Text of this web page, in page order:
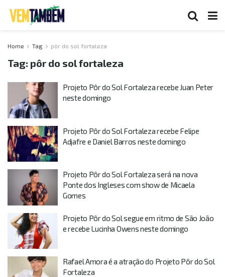
Home Tag pôr do sol fortaleza
Tag: pôr do sol fortaleza
Projeto Pôr do Sol Fortaleza recebe Juan Peter
neste domingo
Projeto Pôr do Sol Fortaleza recebe Felipe
Adjafre e Daniel Barros neste domingo
Projeto Pôr do Sol Fortaleza será na nova
Ponte dos Ingleses com show de Micaela
Gomes
Projeto Pôr do Sol segue em ritmo de São João
e recebe Lucinha Owens neste domingo
Rafael Amora é a atração do Projeto Pôr do Sol
Fortaleza